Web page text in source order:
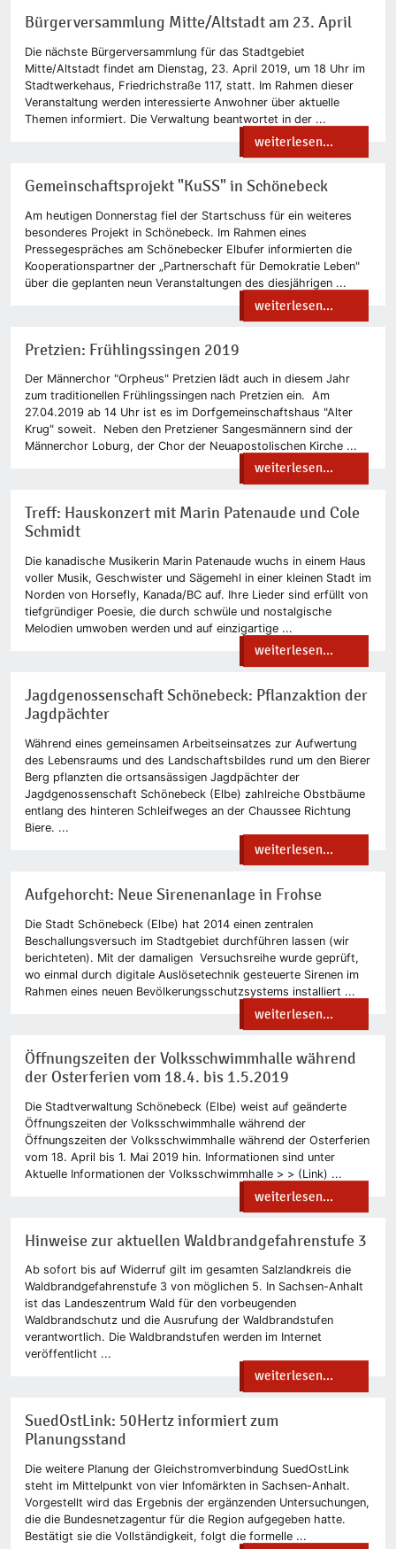
Bürgerversammlung Mitte/Altstadt am 23. April
Die nächste Bürgerversammlung für das Stadtgebiet
Mitte/Altstadt findet am Dienstag, 23. April 2019, um 18 Uhr im
Stadtwerkehaus, Friedrichstraße 117, statt. Im Rahmen dieser
Veranstaltung werden interessierte Anwohner über aktuelle
Themen informiert. Die Verwaltung beantwortet in der ...
weiterlesen...
Gemeinschaftsprojekt "KuSS" in Schönebeck
Am heutigen Donnerstag fiel der Startschuss für ein weiteres
besonderes Projekt in Schönebeck. Im Rahmen eines
Pressegespräches am Schönebecker Elbufer informierten die
Kooperationspartner der „Partnerschaft für Demokratie Leben"
über die geplanten neun Veranstaltungen des diesjährigen ...
weiterlesen...
Pretzien: Frühlingssingen 2019
Der Männerchor "Orpheus" Pretzien lädt auch in diesem Jahr
zum traditionellen Frühlingssingen nach Pretzien ein. Am
27.04.2019 ab 14 Uhr ist es im Dorfgemeinschaftshaus "Alter
Krug" soweit. Neben den Pretziener Sangesmännern sind der
Männerchor Loburg, der Chor der Neuapostolischen Kirche ...
weiterlesen...
Treff: Hauskonzert mit Marin Patenaude und Cole
Schmidt
Die kanadische Musikerin Marin Patenaude wuchs in einem Haus
voller Musik, Geschwister und Sägemehl in einer kleinen Stadt im
Norden von Horsefly, Kanada/BC auf. Ihre Lieder sind erfüllt von
tiefgründiger Poesie, die durch schwüle und nostalgische
Melodien umwoben werden und auf einzigartige ...
weiterlesen...
Jagdgenossenschaft Schönebeck: Pflanzaktion der
Jagdpächter
Während eines gemeinsamen Arbeitseinsatzes zur Aufwertung
des Lebensraums und des Landschaftsbildes rund um den Bierer
Berg pflanzten die ortsansässigen Jagdpächter der
Jagdgenossenschaft Schönebeck (Elbe) zahlreiche Obstbäume
entlang des hinteren Schleifweges an der Chaussee Richtung
Biere. ...
weiterlesen...
Aufgehorcht: Neue Sirenenanlage in Frohse
Die Stadt Schönebeck (Elbe) hat 2014 einen zentralen
Beschallungsversuch im Stadtgebiet durchführen lassen (wir
berichteten). Mit der damaligen Versuchsreihe wurde geprüft,
wo einmal durch digitale Auslösetechnik gesteuerte Sirenen im
Rahmen eines neuen Bevölkerungsschutzsystems installiert ...
weiterlesen...
Öffnungszeiten der Volksschwimmhalle während
der Osterferien vom 18.4. bis 1.5.2019
Die Stadtverwaltung Schönebeck (Elbe) weist auf geänderte
Öffnungszeiten der Volksschwimmhalle während der
Öffnungszeiten der Volksschwimmhalle während der Osterferien
vom 18. April bis 1. Mai 2019 hin. Informationen sind unter
Aktuelle Informationen der Volksschwimmhalle > > (Link) ...
weiterlesen...
Hinweise zur aktuellen Waldbrandgefahrenstufe 3
Ab sofort bis auf Widerruf gilt im gesamten Salzlandkreis die
Waldbrandgefahrenstufe 3 von möglichen 5. In Sachsen-Anhalt
ist das Landeszentrum Wald für den vorbeugenden
Waldbrandschutz und die Ausrufung der Waldbrandstufen
verantwortlich. Die Waldbrandstufen werden im Internet
veröffentlicht ...
weiterlesen...
SuedOstLink: 50Hertz informiert zum
Planungsstand
Die weitere Planung der Gleichstromverbindung SuedOstLink
steht im Mittelpunkt von vier Infomärkten in Sachsen-Anhalt.
Vorgestellt wird das Ergebnis der ergänzenden Untersuchungen,
die die Bundesnetzagentur für die Region aufgegeben hatte.
Bestätigt sie die Vollständigkeit, folgt die formelle ...